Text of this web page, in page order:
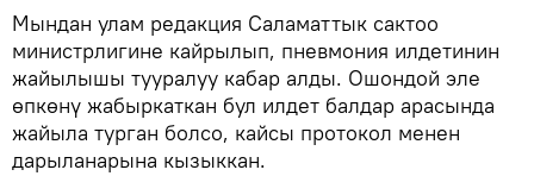
Мындан улам редакция Саламаттык сактоо
министрлигине кайрылып, пневмония илдетинин
жайылышы тууралуу кабар алды. Ошондой эле
өпкөнү жабыркаткан бул илдет балдар арасында
жайыла турган болсо, кайсы протокол менен
дарыланарына кызыккан.